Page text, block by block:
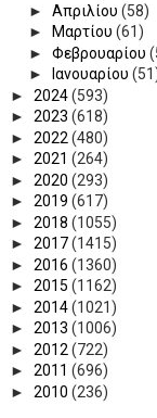
► Απριλίου (58)
►
Μαρτίου (61)
► Φεβρουαρίου
►
Ιανουαρίου
► 2024(593)
► 2023 (618)
► 2022 (480)
► 2021 (264)
► 2020 (293)
► 2019 (617)
► 2018 (1055)
► 2017(1415)
► 2016 (1360)
► 2015 (1162)
► 2014(1021)
► 2013 (1006)
► 2012 (722)
► 2011 (696)
► 2010 (236)